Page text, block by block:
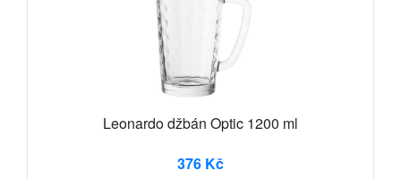
Leonardo džbán Optic 1200 ml
376 Kč